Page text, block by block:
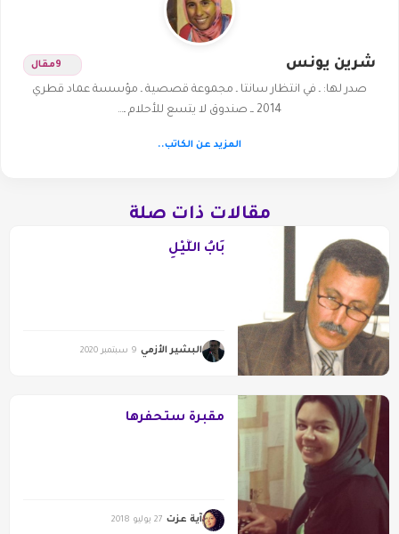
شرين يونس 9مقال
صدر لها: ـ في انتظار سانتا ـ مجموعة قصصية ـ مؤسسة عماد قطري
2014 ــ صندوق لا يتسع للأحلام ـ…
المزيد عن الكاتب..
مقالات ذات صلة
بَابُ اللَّيْلِ
البشير الأزمي 9 سبتمبر 2020
مقبرةٌ ستحفرها
آية عزت 27 يوليو 2018